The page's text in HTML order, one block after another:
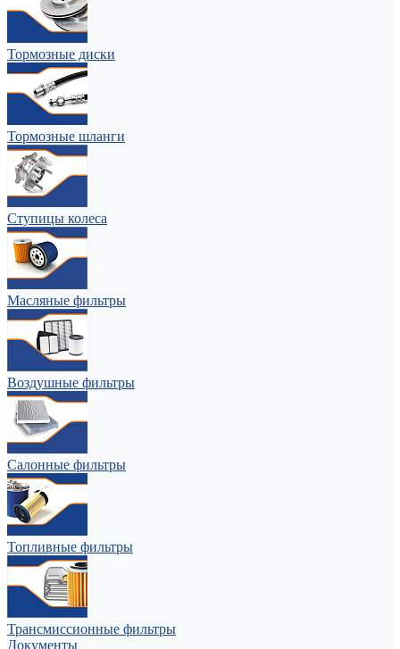
Тормозные диски
Тормозные шланги
Ступицы колеса
Масляные фильтры
Воздушные фильтры
Салонные фильтры
Топливные фильтры
Трансмиссионные фильтры
Документы